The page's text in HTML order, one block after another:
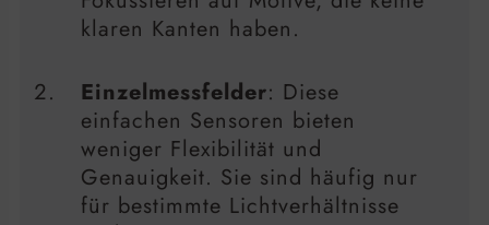
klaren Kanten haben.
Einzelmessfelder: Diese
einfachen Sensoren bieten
weniger Flexibilität und
Genauigkeit. Sie sind häufig nur
für bestimmte Lichtverhältnisse